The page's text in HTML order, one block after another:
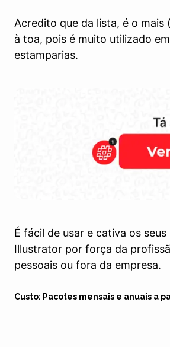
Acredito que da lista, é o
à toa, pois é muito utilizado
estamparias.
É fácil de usar e cativa os
Illustrator por força da
pessoais ou fora da empresa.
Custo: Pacotes mensais e anuais a